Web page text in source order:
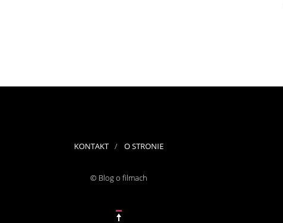
KONTAKT O STRONIE
© Blog o filmach